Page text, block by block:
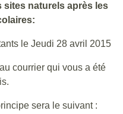
sites naturels après les
le Jeudi 28 avril 2015
courrier qui vous a été
sera le suivant :